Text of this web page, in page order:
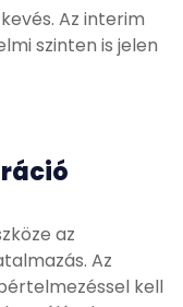
Az interim
szinten is jelen
az
Az
kell